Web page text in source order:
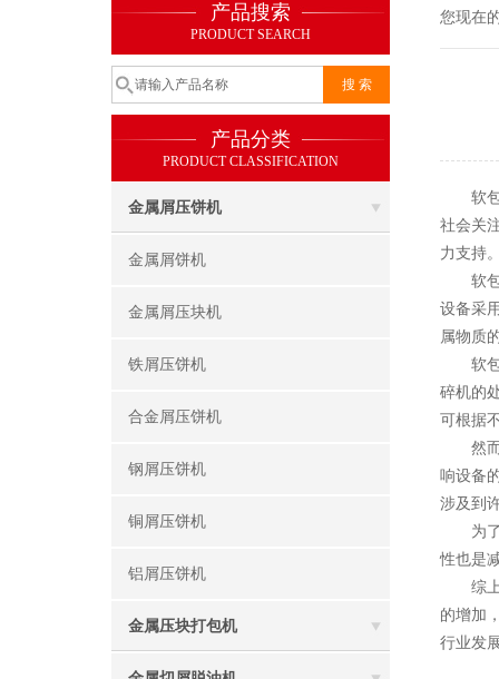
产品搜索
PRODUCT SEARCH
产品分类
PRODUCT CLASSIFICATION
金属屑压饼机
金属屑饼机
金属屑压块机
铁屑压饼机
合金屑压饼机
钢屑压饼机
铜屑压饼机
铝屑压饼机
金属压块打包机
您现在
软包
社会关
力支持
软包
设备采
属物质
软包
碎机的
可根据
然而
响设备
涉及到
为了
性也是
综上
的增加
行业发